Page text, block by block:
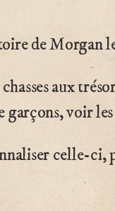
de Morgan
aux
garçons, voir
celle-ci,